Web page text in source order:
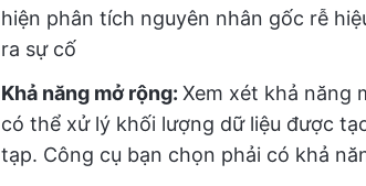
hiện phân tích nguyên nhân gốc rễ
ra sự cố
Khả năng mở rộng: Xem xét khả năng
có thể xử lý khối lượng dữ liệu được
tạp. Công cụ bạn chọn phải có khả